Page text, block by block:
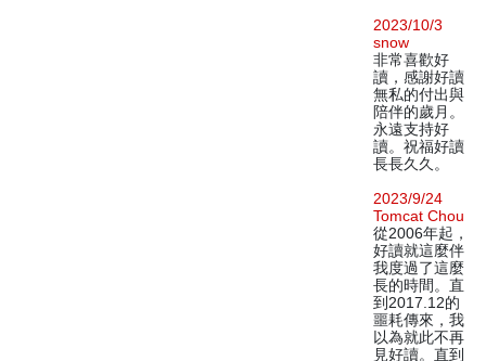
2023/10/3
snow
非常喜歡好
讀，感謝好讀
無私的付出與
陪伴的歲月。
永遠支持好
讀。祝福好讀
長長久久。
2023/9/24
Tomcat Chou
從2006年起，
好讀就這麼伴
我度過了這麼
長的時間。直
到2017.12的
噩耗傳來，我
以為就此不再
見好讀。直到